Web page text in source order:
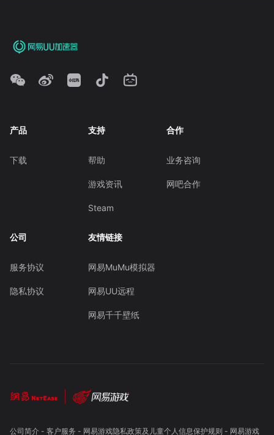
产品
下载
支持
帮助
游戏资讯
Steam
合作
业务咨询
网吧合作
公司
服务协议
隐私协议
友情链接
网易MuMu模拟器
网易UU远程
网易千千壁纸
公司简介- 客户服务 - 网易游戏隐私政策及儿童个人信息保护规则 - 网易游戏